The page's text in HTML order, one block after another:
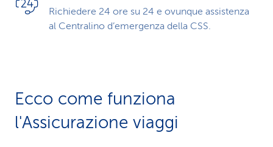
Richiedere 24 ore su 24 e ovunque assistenza
al Centralino d’emergenza della CSS.
Ecco come funziona
l'Assicurazione viaggi